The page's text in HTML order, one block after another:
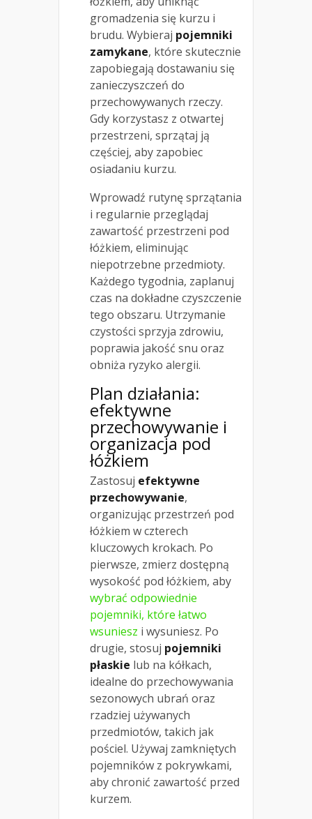
gromadzenia się kurzu i
brudu. Wybieraj pojemniki
zamykane, które skutecznie
zapobiegają dostawaniu się
zanieczyszczeń do
przechowywanych rzeczy.
Gdy korzystasz z otwartej
przestrzeni, sprzątaj ją
częściej, aby zapobiec
osiadaniu kurzu.
Wprowadź rutynę sprzątania
i regularnie przeglądaj
zawartość przestrzeni pod
łóżkiem, eliminując
niepotrzebne przedmioty.
Każdego tygodnia, zaplanuj
czas na dokładne czyszczenie
tego obszaru. Utrzymanie
czystości sprzyja zdrowiu,
poprawia jakość snu oraz
obniża ryzyko alergii.
Plan działania:
efektywne
przechowywanie i
organizacja pod
łóżkiem
Zastosuj efektywne
przechowywanie,
organizując przestrzeń pod
łóżkiem w czterech
kluczowych krokach. Po
pierwsze, zmierz dostępną
wysokość pod łóżkiem, aby
wybrać odpowiednie
pojemniki, które łatwo
wsuniesz i wysuniesz. Po
drugie, stosuj pojemniki
płaskie lub na kółkach,
idealne do przechowywania
sezonowych ubrań oraz
rzadziej używanych
przedmiotów, takich jak
pościel. Używaj zamkniętych
pojemników z pokrywkami,
aby chronić zawartość przed
kurzem.